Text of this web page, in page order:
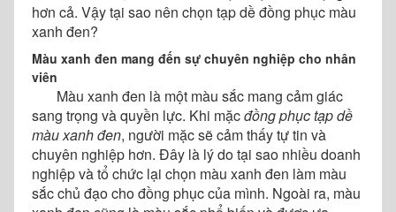
hơn cả. Vậy tại sao nên chọn tạp dề đồng phục màu
xanh đen?
Màu xanh đen mang đến sự chuyên nghiệp cho nhân
viên
Màu xanh đen là một màu sắc mang cảm giác
sang trọng và quyền lực. Khi mặcđồng phục tạp dề
màu xanh đen, người mặc sẽ cảm thấy tự tin và
chuyên nghiệp hơn. Đây là lý do tại sao nhiều doanh
nghiệp và tổ chức lại chọn màu xanh đen làm màu
sắc chủ đạo cho đồng phục của mình. Ngoài ra, màu